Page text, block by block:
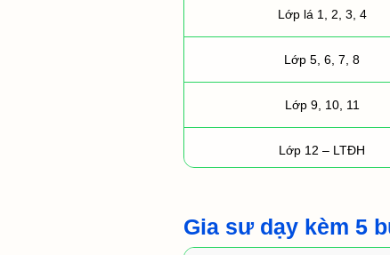
Lớp lá 1, 2, 3, 4
Lớp 5, 6, 7, 8
Lớp 9, 10, 11
Lớp 12 – LTĐH
Gia sư dạy kèm 5